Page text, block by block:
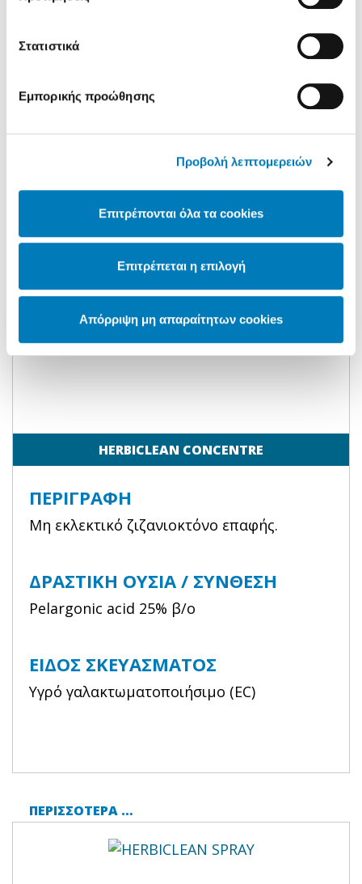
Στατιστικά
Εμπορικής προώθησης
Προβολή λεπτομερειών
Επιτρέπονται όλα τα cookies
Επιτρέπεται η επιλογή
Απόρριψη μη απαραίτητων cookies
Θείο: 0.1%
Ψευδάργυρος-EDTA: 0.01%
Σίδηρος EDTA: 0.05%
ΠΕΡΙΣΣΌΤΕΡΑ …
HERBICLEAN CONCENTRE
ΠΕΡΙΓΡΑΦΗ
Μη εκλεκτικό ζιζανιοκτόνο επαφής.
ΔΡΑΣΤΙΚΗ ΟΥΣΙΑ / ΣΥΝΘΕΣΗ
Pelargonic acid 25% β/ο
ΕΙΔΟΣ ΣΚΕΥΑΣΜΑΤΟΣ
Υγρό γαλακτωματοποιήσιμο (EC)
ΠΕΡΙΣΣΌΤΕΡΑ …